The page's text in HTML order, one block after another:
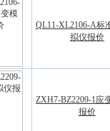
QL11-XL2106-A标
拟仪报价
ZXH7-BZ2209-1应
报价